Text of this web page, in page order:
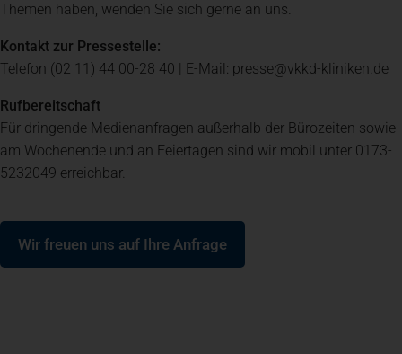
News
Spenden + Helfen
Spenden+ Helfen
Themen haben, wenden Sie sich gerne an uns.
Kontakt zur Pressestelle:
Telefon (02 11) 44 00-28 40 | E-Mail: presse@vkkd-kliniken.de
Rufbereitschaft
Für dringende Medienanfragen außerhalb der Bürozeiten sowie
am Wochenende und an Feiertagen sind wir mobil unter 0173-
5232049 erreichbar.
Wir freuen uns auf Ihre Anfrage
(öffnet in einem neuen Tab)